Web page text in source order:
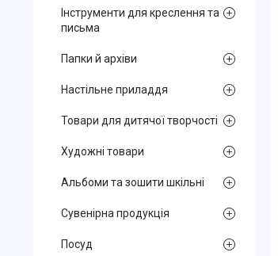
Інструменти для креслення та
письма
Папки й архіви
Настільне приладдя
Товари для дитячої творчості
Художні товари
Альбоми та зошити шкільні
Сувенірна продукція
Посуд